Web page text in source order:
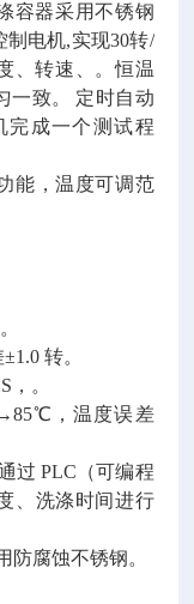
容器采用不锈钢
电机,实现30转/
、转速、。恒温
致。
定时自动
完成一个测试程
能，温度可调范
转。
，。
，温度误差
过 PLC（可编程
、洗涤时间进行
防腐蚀不锈钢。